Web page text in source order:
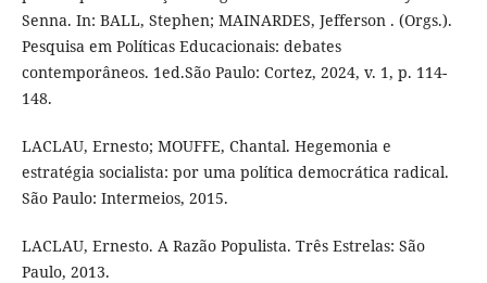
Senna. In: BALL, Stephen; MAINARDES, Jefferson . (Orgs.).
Pesquisa em Políticas Educacionais: debates
contemporâneos. 1ed.São Paulo: Cortez, 2024, v. 1, p. 114-
148.
LACLAU, Ernesto; MOUFFE, Chantal. Hegemonia e
estratégia socialista: por uma política democrática radical.
São Paulo: Intermeios, 2015.
LACLAU, Ernesto. A Razão Populista. Três Estrelas: São
Paulo, 2013.